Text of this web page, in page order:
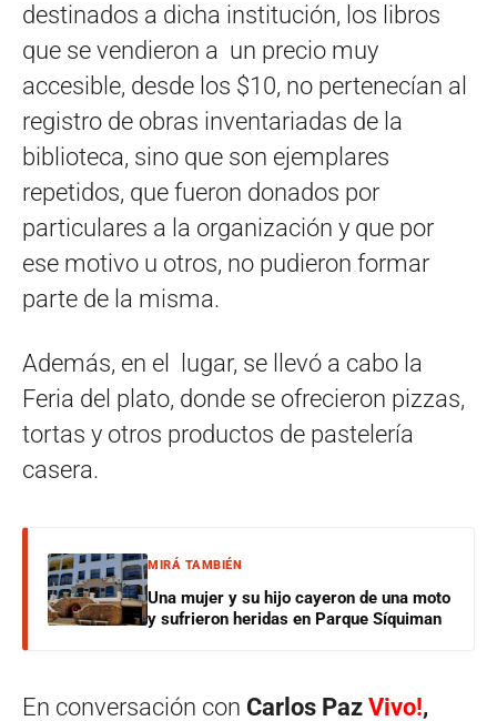
destinados a dicha institución, los libros
que se vendieron a un precio muy
accesible, desde los $10, no pertenecían al
registro de obras inventariadas de la
biblioteca, sino que son ejemplares
repetidos, que fueron donados por
particulares a la organización y que por
ese motivo u otros, no pudieron formar
parte de la misma.
Además, en el lugar, se llevó a cabo la
Feria del plato, donde se ofrecieron pizzas,
tortas y otros productos de pastelería
casera.
MIRÁ TAMBIÉN
Una mujer y su hijo cayeron de una moto
y sufrieron heridas en Parque Síquiman
En conversación con Carlos Paz Vivo!,